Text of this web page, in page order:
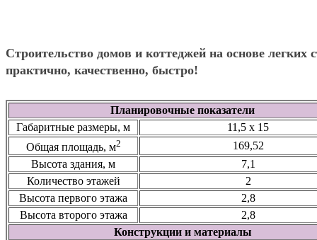
Строительство домов и коттеджей на основе
практично, качественно, быстро!
Планировочные показатели
Габаритные размеры, м
11,5 х 15
Общая площадь, м2
169,52
Высота здания, м
7,1
Количество этажей
2
Высота первого этажа
2,8
Высота второго этажа
2,8
Конструкции и материалы